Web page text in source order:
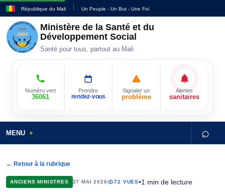
République du Mali Un Peuple - Un But - Une Foi
Ministère de la Santé et du
Développement Social
Santé pour tous, partout au Mali
Numéro vert
36061
Prendre
rendez-vous
Signaler un
problème
Alertes
sanitaires
MENU ⌕
← Retour à la rubrique
ANCIENS MINISTRES 27 MAI 2026 72 VUES•1 min de lecture